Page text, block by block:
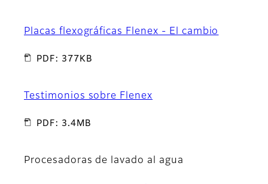
Placas flexográficas Flenex - El cambio
PDF: 377KB
Testimonios sobre Flenex
PDF: 3.4MB
Procesadoras de lavado al agua